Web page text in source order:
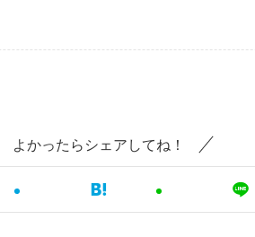
よかったらシェアしてね！